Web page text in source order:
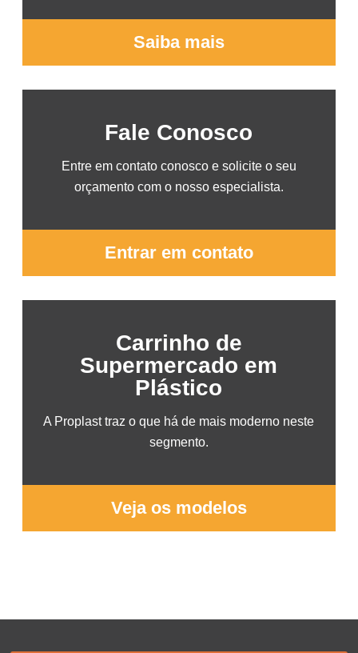
Saiba mais
Fale Conosco
Entre em contato conosco e solicite o seu
orçamento com o nosso especialista.
Entrar em contato
Carrinho de
Supermercado em
Plástico
A Proplast traz o que há de mais moderno neste
segmento.
Veja os modelos